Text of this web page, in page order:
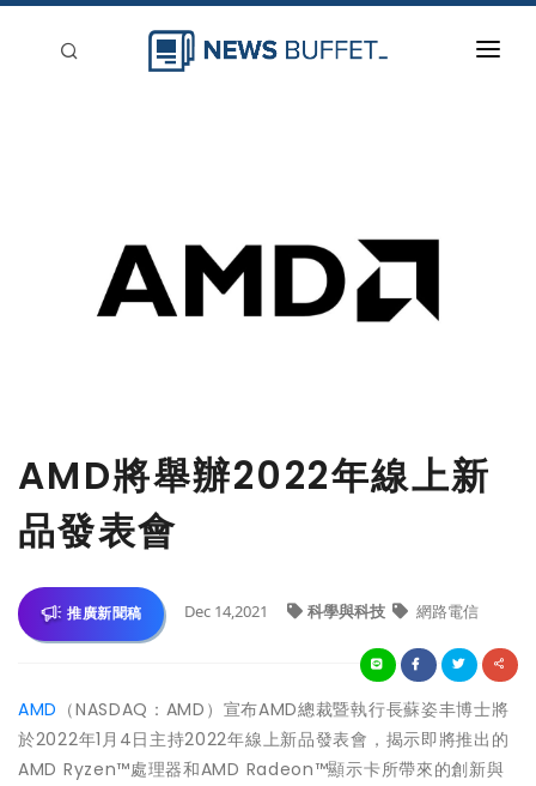
AMD將舉辦2022年線上新
品發表會
推廣新聞稿 Dec 14,2021 科學與科技 網路電信
AMD （NASDAQ：AMD）宣布AMD總裁暨執行長蘇姿丰博士將
於2022年1月4日主持2022年線上新品發表會，揭示即將推出的
AMD Ryzen™處理器和AMD Radeon™顯示卡所帶來的創新與